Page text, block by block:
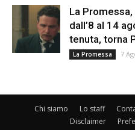
La
dall’8 al 14
tenuta, torna
La Promessa 7
Chi siamo Lo staff
Disclaimer